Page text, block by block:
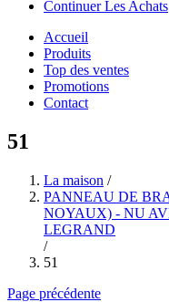
Continuer Les Achats
Accueil
Produits
Top des ventes
Promotions
Contact
51
La maison /
PANNEAU DE
NOYAUX) - NU
LEGRAND
/
51
Page précédente